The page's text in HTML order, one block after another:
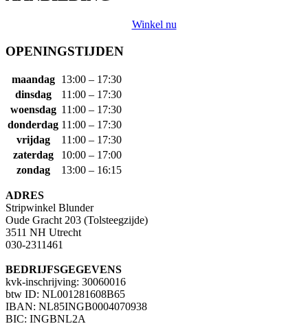
Winkel nu
OPENINGSTIJDEN
maandag
13:00 – 17:30
dinsdag
11:00 – 17:30
woensdag 11:00 – 17:30
donderdag 11:00 – 17:30
vrijdag
11:00 – 17:30
zaterdag
10:00 – 17:00
zondag
13:00 – 16:15
ADRES
Stripwinkel Blunder
Oude Gracht 203 (Tolsteegzijde)
3511 NH Utrecht
030-2311461
BEDRIJFSGEGEVENS
kvk-inschrijving: 30060016
btw ID: NL001281608B65
IBAN: NL85INGB0004070938
BIC: INGBNL2A